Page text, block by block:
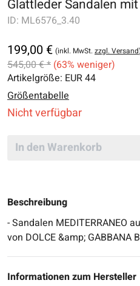
Glattleder Sandalen
ID: ML6576_3.40
199,00 € (inkl. MwSt.zzgl. Versand
545,00 € * (63% weniger)
Artikelgröße: EUR 44
Größentabelle
Nicht verfügbar
In den Warenkorb
Beschreibung
- Sandalen MEDITERRANEO
von DOLCE &amp; GABBANA
Informationen zum Hersteller